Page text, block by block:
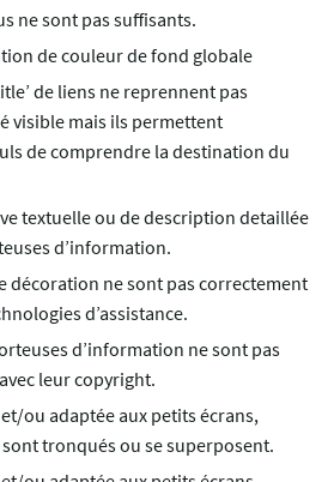
ne sont pas suffisants.
de couleur de fond globale
de liens ne reprennent pas
visible mais ils permettent
de comprendre la destination du
textuelle ou de description detaillée
d’information.
décoration ne sont pas correctement
d’assistance.
d’information ne sont pas
leur copyright.
ou adaptée aux petits écrans,
tronqués ou se superposent.